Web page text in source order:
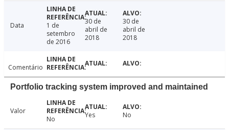
Data
1 de
setembro
de 2016
30 de
abril de
2018
30 de
abril de
2018
Comentário
Portfolio tracking system improved and maintained
Valor
No
Yes No